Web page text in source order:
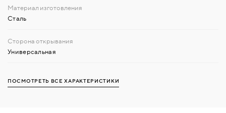
Сталь
Универсальная
ПОСМОТРЕТЬ ВСЕ ХАРАКТЕРИСТИКИ